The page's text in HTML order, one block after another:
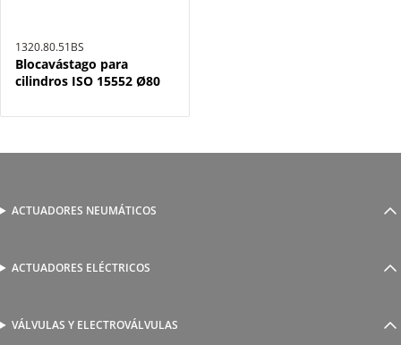
1320.80.51BS
Blocavástago para
cilindros ISO 15552 Ø80
ACTUADORES NEUMÁTICOS
Cilindros neumáticos
Actuadores guiados
Pinzas neumáticas
ACTUADORES ELÉCTRICOS
Serie 1800 de cilindros eléctricos
VÁLVULAS Y ELECTROVÁLVULAS
Accionamiento manual y mecánico